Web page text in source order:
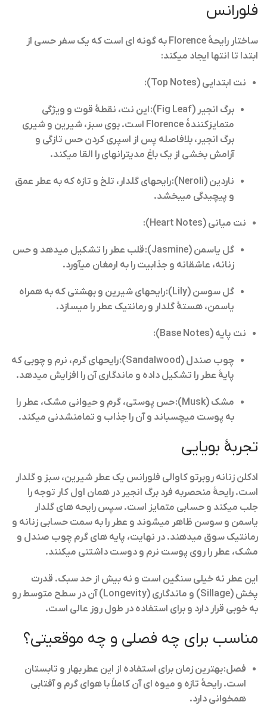
فلورانس
ساختار رایحهٔ Florence به گونه ای است که یک سفر حسی از
ابتدا تا انتها ایجاد میکند:
نت ابتدایی (Top Notes):
برگ انجیر (Fig Leaf):
این نت، نقطهٔ قوت و ویژگی
متمایزکنندهٔ Florence است. بوی سبز، شیرین و شیری
برگ انجیر، بلافاصله پس از اسپری کردن حس تازگی و
آرامش بخشی از یک باغ مدیترانهای را القا میکند.
ناردین (Neroli):
رایحهای گلدار، تلخ و تازه که به عطر عمق
و پیچیدگی میبخشد.
نت میانی (Heart Notes):
گل یاسمن (Jasmine):
قلب عطر را تشکیل میدهد و حس
زنانه، عاشقانه و جذابیت را به ارمغان میآورد.
گل سوسن (Lily):
رایحهای شیرین و بهشتی که به همراه
یاسمن، هستهٔ گلدار و رمانتیک عطر را میسازد.
نت پایه (Base Notes):
چوب صندل (Sandalwood):
رایحهای گرم، نرم و چوبی که
پایهٔ عطر را تشکیل داده و ماندگاری آن را افزایش میدهد.
مشک (Musk):
حس پوستی، گرم و حیوانی مشک، عطر را
به پوست میچسباند و آن را جذاب و تمامنشدنی میکند.
تجربهٔ بویایی
ادکلن زنانه روبرتو کاوالی فلورانس یک عطر شیرین، سبز و گلدار
است. رایحهٔ منحصربه فرد برگ انجیر در همان اول کار توجه را
جلب میکند و حسابی متمایز است. سپس رایحه های گلدار
یاسمن و سوسن ظاهر میشوند و عطر را به سمت حسابی زنانه و
رمانتیک سوق میدهند. در نهایت، پایه های گرم چوب صندل و
مشک، عطر را روی پوست نرم و دوست داشتنی میکنند.
این عطر نه خیلی سنگین است و نه بیش از حد سبک. قدرت
پخش (Sillage) و ماندگاری (Longevity) آن در سطح متوسط رو
به خوبی قرار دارد و برای استفاده در طول روز عالی است.
مناسب برای چه فصلی و چه موقعیتی؟
فصل:بهترین زمان برای استفاده از این عطر بهار و تابستان
است. رایحهٔ تازه و میوه ای آن کاملاً با هوای گرم و آفتابی
همخوانی دارد.